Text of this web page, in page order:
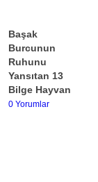
Başak
Burcunun
Ruhunu
Yansıtan 13
Bilge Hayvan
0 Yorumlar